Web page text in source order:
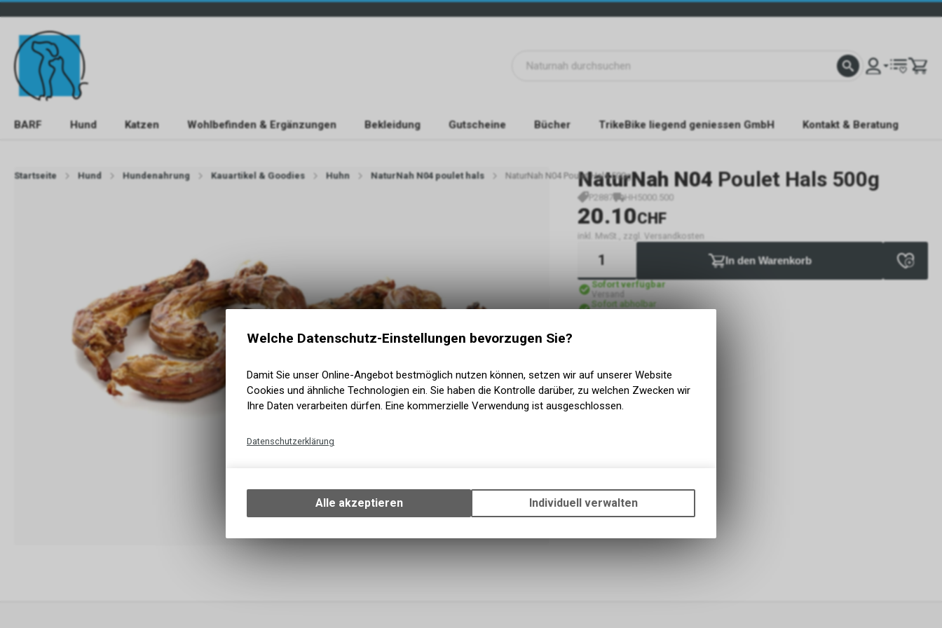
BARF Hund Katzen Wohlbefinden & Ergänzungen Bekleidung Gutscheine Bücher TrikeBike liegend geniessen GmbH Kontakt & Beratung
Startseite Hund Hundenahrung Kauartikel & Goodies Huhn NaturNah N04 poulet hals NaturNah N04 Poulet Hals 500gNaturNah N04 Poulet Hals 500g
P2887 HH5000.500
20.10CHF
inkl. MwSt., zzgl. Versandkosten
In den Warenkorb
Sofort verfügbar
Versand
Sofort abholbar
Welche Datenschutz-Einstellungen bevorzugen Sie?
Damit Sie unser Online-Angebot bestmöglich nutzen können, setzen wir auf unserer Website
Cookies und ähnliche Technologien ein. Sie haben die Kontrolle darüber, zu welchen Zwecken wir
Ihre Daten verarbeiten dürfen. Eine kommerzielle Verwendung ist ausgeschlossen.
Datenschutzerklärung
Ihrem Gerät, um die grundlegenden Funktionen unseres Online-Angebots, wie die
Verwendung des Warenkorbs, zu ermöglichen. Bitte beachten Sie, dass die
zulassen.
Alle akzeptieren Individuell verwalten